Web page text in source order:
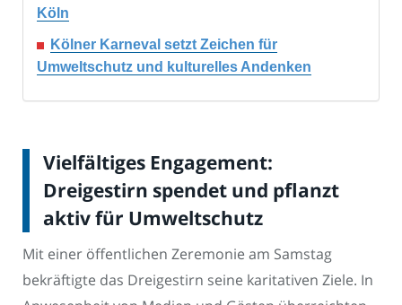
Köln
Kölner Karneval setzt Zeichen für
Umweltschutz und kulturelles Andenken
Vielfältiges Engagement:
Dreigestirn spendet und pflanzt
aktiv für Umweltschutz
Mit einer öffentlichen Zeremonie am Samstag
bekräftigte das Dreigestirn seine karitativen Ziele. In